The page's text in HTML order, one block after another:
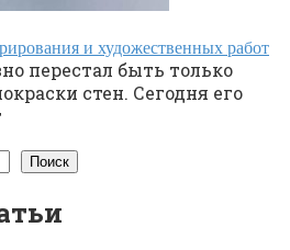
и художественных работ
перестал быть только
стен. Сегодня его
Поиск